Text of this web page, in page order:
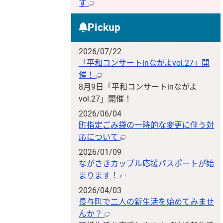
す
Pickup
2026/07/22
「平和コンサートinながよvol.27」開
催！
8月9日「平和コンサートinながよ
vol.27」開催！
2026/06/04
町指定ごみ袋の一時的な変更に伴う対
応について
2026/01/09
ながさきカップル応援パスポートが始
まります！
2026/04/03
長与町で二人の新生活を始めてみませ
んか？